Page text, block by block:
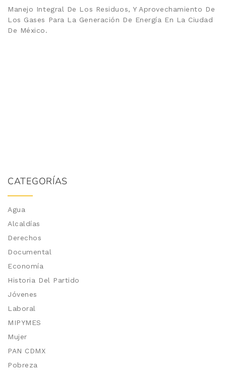
Manejo Integral De Los Residuos, Y Aprovechamiento De
Los Gases Para La Generación De Energía En La Ciudad
De México.
CATEGORÍAS
Agua
Alcaldías
Derechos
Documental
Economía
Historia Del Partido
Jóvenes
Laboral
MIPYMES
Mujer
PAN CDMX
Pobreza